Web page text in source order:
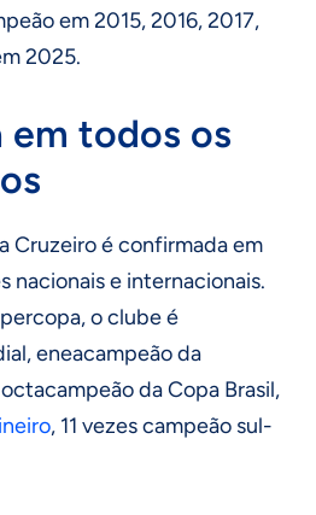
em 2015, 2016, 2017,
2025.
em todos os
Cruzeiro é confirmada em
nacionais e internacionais.
o clube é
eneacampeão da
da Copa Brasil,
, 11 vezes campeão sul-